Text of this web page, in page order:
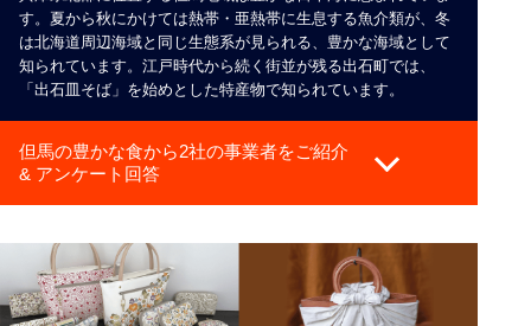
す。夏から秋にかけては熱帯・亜熱帯に生息する魚介類が、冬
は北海道周辺海域と同じ生態系が見られる、豊かな海域として
知られています。江戸時代から続く街並が残る出石町では、
「出石皿そば」を始めとした特産物で知られています。
但馬の豊かな食から2社の事業者をご紹介
& アンケート回答